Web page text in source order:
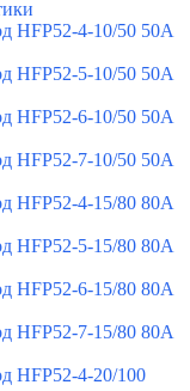
HFP52-4-10/50 50A
HFP52-5-10/50 50А
HFP52-6-10/50 50А
HFP52-7-10/50 50А
HFP52-4-15/80 80A
HFP52-5-15/80 80А
HFP52-6-15/80 80А
HFP52-7-15/80 80А
HFP52-4-20/100